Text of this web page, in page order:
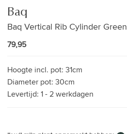
Baq
Baq Vertical Rib Cylinder Green
79,95
Hoogte incl. pot: 31cm
Diameter pot: 30cm
Levertijd: 1 - 2 werkdagen